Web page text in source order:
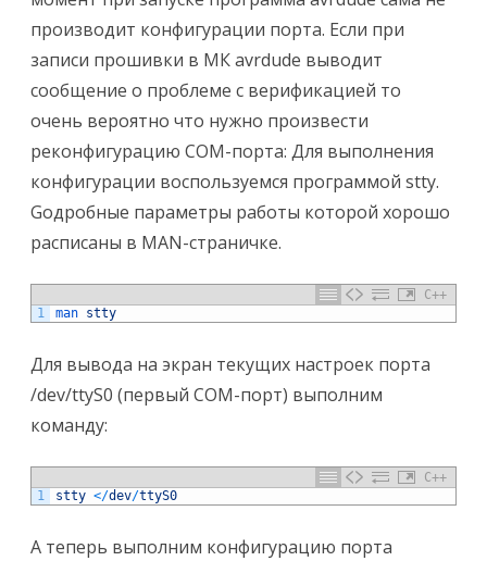
производит конфигурации порта. Если при
записи прошивки в МК avrdude выводит
сообщение о проблеме с верификацией то
очень вероятно что нужно произвести
реконфигурацию COM-порта: Для выполнения
конфигурации воспользуемся программой stty.
Gодробные параметры работы которой хорошо
расписаны в MAN-страничке.
C++
1
man stty
Для вывода на экран текущих настроек порта
/dev/ttyS0 (первый COM-порт) выполним
команду:
C++
1
stty </dev/ttyS0
А теперь выполним конфигурацию порта